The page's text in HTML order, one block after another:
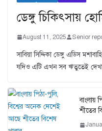
ডেঙ্গু চিকিৎসায়
August 11, 2025 Senior
সাবিয়া সিদ্দিকা ডেঙ্গু এডিস
যদিও এটি এখন সব ঋতুতেই দেখা
বাংলায়
শীতের